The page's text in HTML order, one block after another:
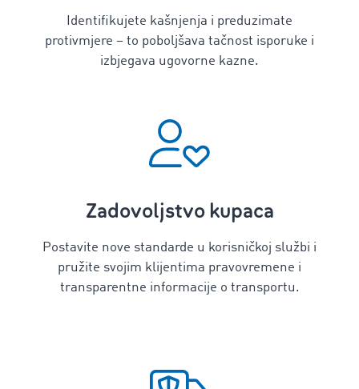
Identifikujete kašnjenja i preduzimate
protivmjere – to poboljšava tačnost isporuke i
izbjegava ugovorne kazne.
Zadovoljstvo kupaca
Postavite nove standarde u korisničkoj službi i
pružite svojim klijentima pravovremene i
transparentne informacije o transportu.